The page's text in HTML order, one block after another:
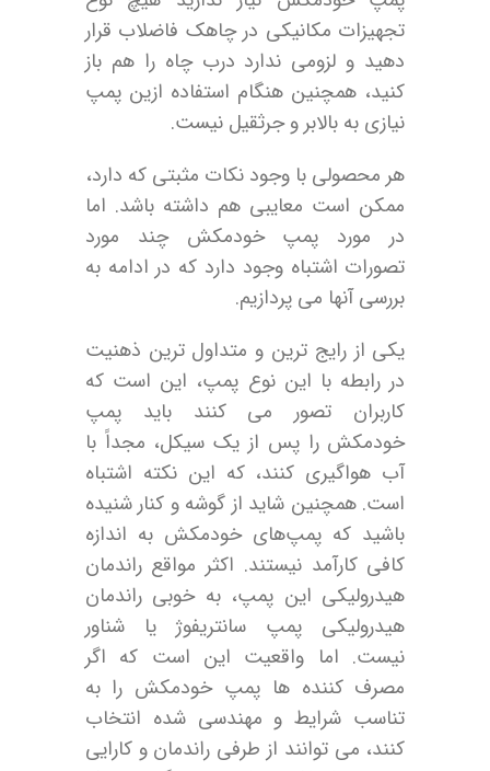
تجهیزات مکانیکی در چاهک فاضلاب قرار
دهید و لزومی ندارد درب چاه را هم باز
کنید، همچنین هنگام استفاده ازین پمپ
نیازی به بالابر و جرثقیل نیست.
هر محصولی با وجود نکات مثبتی که دارد،
ممکن است معایبی هم داشته باشد. اما
در مورد پمپ خودمکش چند مورد
تصورات اشتباه وجود دارد که در ادامه به
بررسی آنها می پردازیم.
یکی از رایج ترین و متداول ترین ذهنیت
در رابطه با این نوع پمپ، این است که
کاربران تصور می کنند باید پمپ‌
خودمکش را پس از یک سیکل، مجداً با
آب هواگیری کنند، که این نکته اشتباه
است. همچنین شاید از گوشه و کنار شنیده
باشید که پمپ‌های خودمکش به اندازه
کافی کارآمد نیستند. اکثر مواقع راندمان
هیدرولیکی این پمپ، به خوبی راندمان
هیدرولیکی پمپ‌ سانتریفوژ یا شناور
نیست. اما واقعیت این است که اگر
مصرف کننده ها پمپ خودمکش را به
تناسب شرایط و مهندسی شده انتخاب
کنند، می توانند از طرفی راندمان و کارایی